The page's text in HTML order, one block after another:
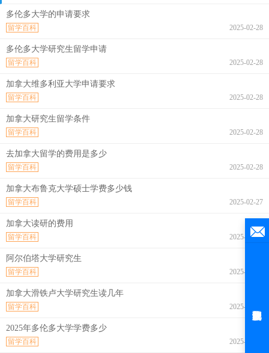
多伦多大学的申请要求
2025-02-28
留学百科
多伦多大学研究生留学申请
2025-02-28
留学百科
加拿大维多利亚大学申请要求
2025-02-28
留学百科
加拿大研究生留学条件
2025-02-28
留学百科
去加拿大留学的费用是多少
2025-02-28
留学百科
加拿大布鲁克大学硕士学费多少钱
2025-02-27
留学百科
加拿大读研的费用
2025-02-27
留学百科
阿尔伯塔大学研究生
2025-02-27
留学百科
加拿大滑铁卢大学研究生读几年
2025-02-27
留学百科
2025年多伦多大学学费多少
2025-02-27
留学百科